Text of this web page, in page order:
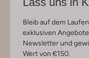
Bleib auf dem
exklusiven
Newsletter und
Wert von €150.